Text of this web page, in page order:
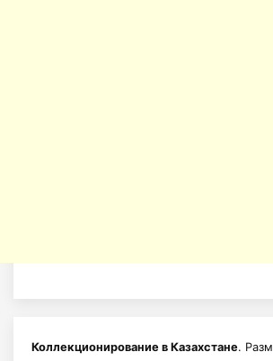
Коллекционирование в Казахстане.